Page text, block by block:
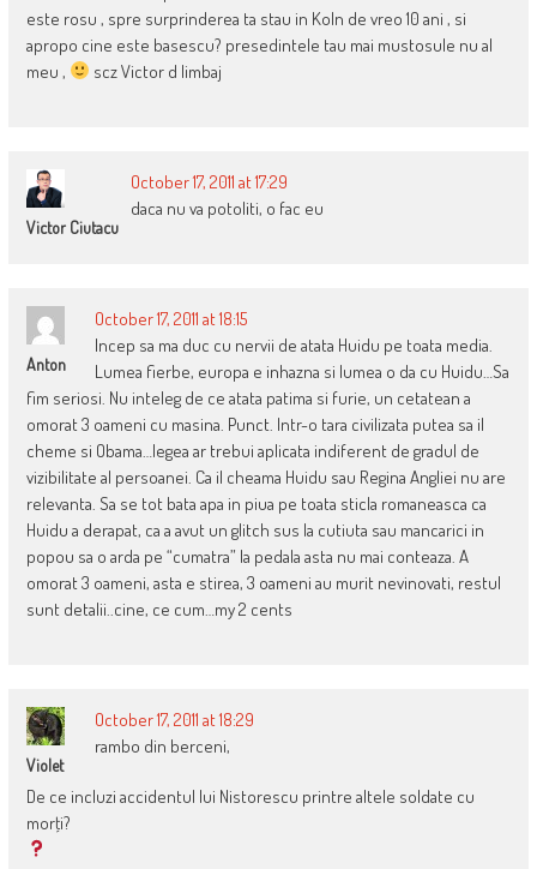
este rosu , spre surprinderea ta stau in Koln de vreo 10 ani , si
apropo cine este basescu? presedintele tau mai mustosule nu al
meu ,
scz Victor d limbaj
Victor Ciutacu
October 17, 2011 at 17:29
daca nu va potoliti, o fac eu
Anton
October 17, 2011 at 18:15
Incep sa ma duc cu nervii de atata Huidu pe toata media.
Lumea fierbe, europa e inhazna si lumea o da cu Huidu…Sa
fim seriosi. Nu inteleg de ce atata patima si furie, un cetatean a
omorat 3 oameni cu masina. Punct. Intr-o tara civilizata putea sa il
cheme si Obama…legea ar trebui aplicata indiferent de gradul de
vizibilitate al persoanei. Ca il cheama Huidu sau Regina Angliei nu are
relevanta. Sa se tot bata apa in piua pe toata sticla romaneasca ca
Huidu a derapat, ca a avut un glitch sus la cutiuta sau mancarici in
popou sa o arda pe “cumatra” la pedala asta nu mai conteaza. A
omorat 3 oameni, asta e stirea, 3 oameni au murit nevinovati, restul
sunt detalii..cine, ce cum…my 2 cents
Violet
October 17, 2011 at 18:29
rambo din berceni,
De ce incluzi accidentul lui Nistorescu printre altele soldate cu
morţi?